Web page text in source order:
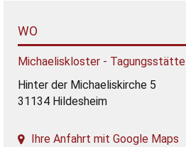
WO
Michaeliskloster - Tagungsstätte
Hinter der Michaeliskirche 5
31134 Hildesheim
Ihre Anfahrt mit Google Maps